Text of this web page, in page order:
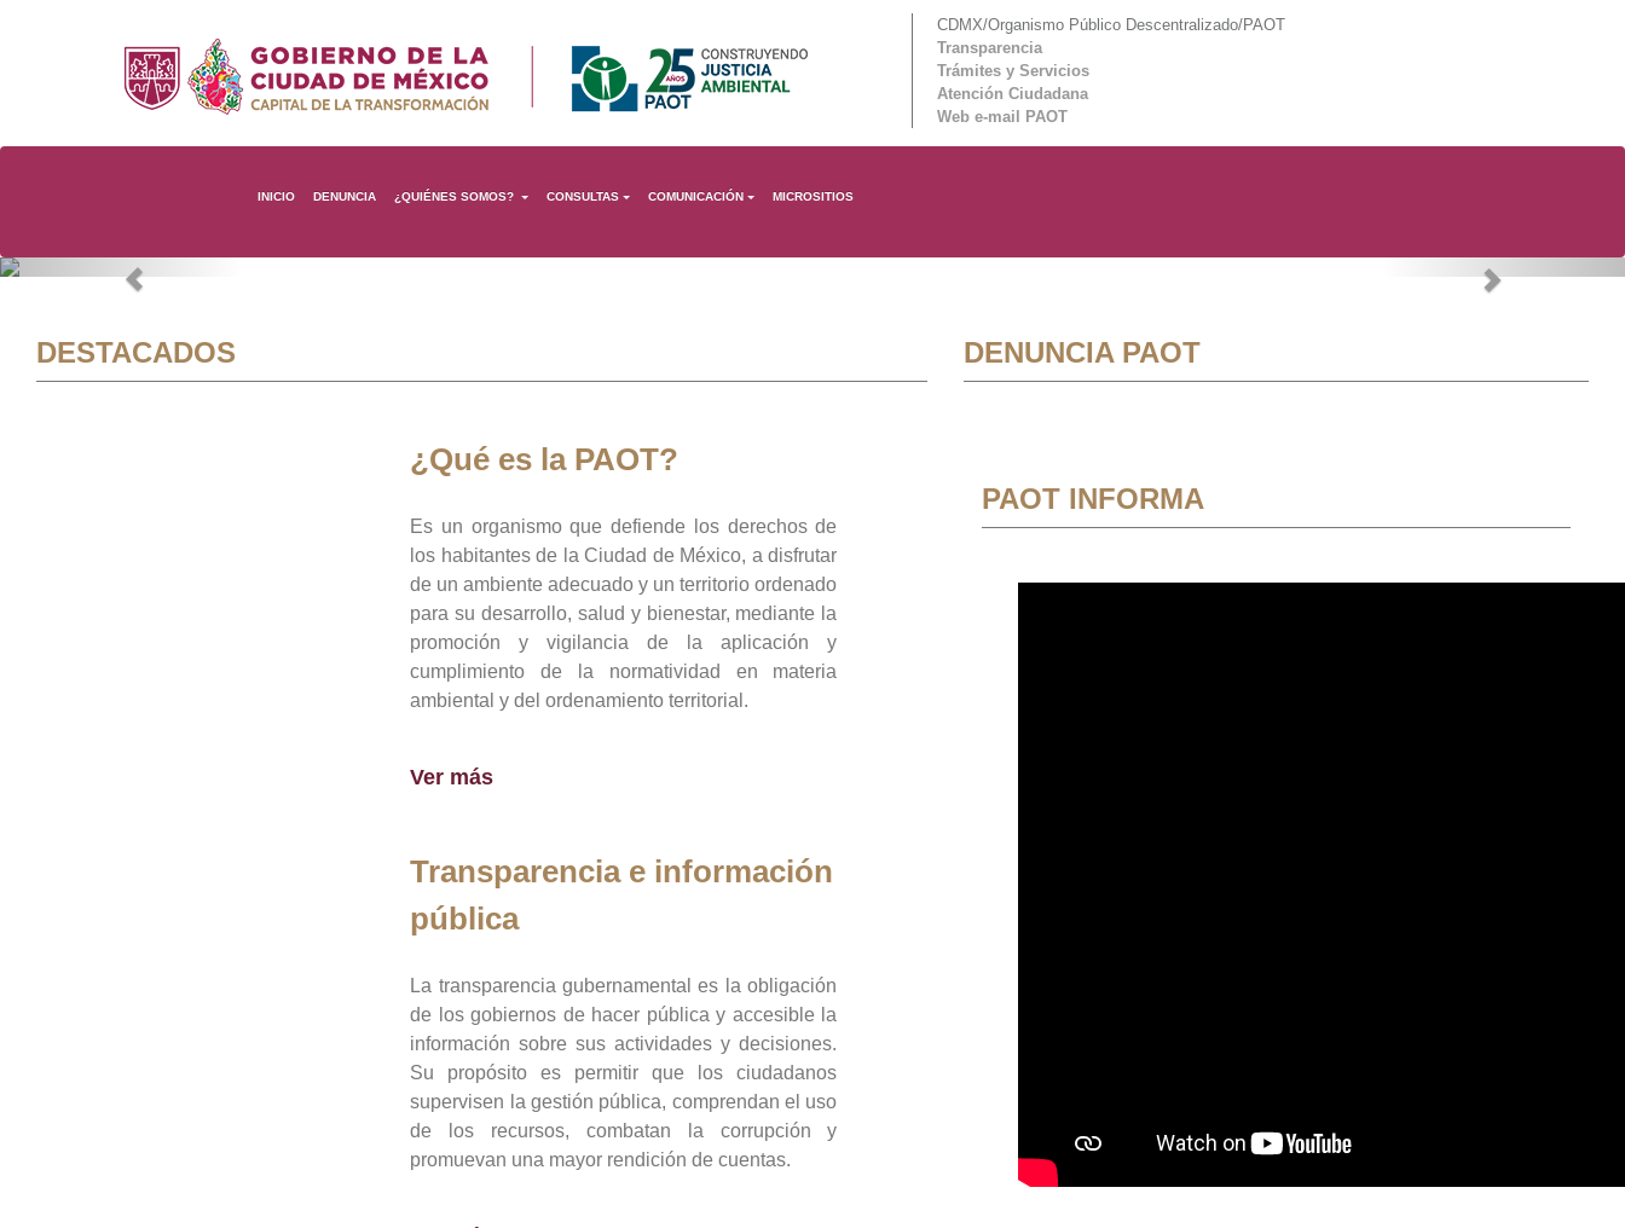
CDMX/Organismo Público Descentralizado/PAOT
Transparencia
Trámites y Servicios
Atención Ciudadana
Web e-mail PAOT
INICIO DENUNCIA ¿QUIÉNES SOMOS? CONSULTAS COMUNICACIÓN MICROSITIOS
Previous Next
DESTACADOS
¿Qué es la PAOT?
Es un organismo que defiende los derechos de
los habitantes de la Ciudad de México, a disfrutar
de un ambiente adecuado y un territorio ordenado
para su desarrollo, salud y bienestar, mediante la
promoción y vigilancia de la aplicación y
cumplimiento de la normatividad en materia
ambiental y del ordenamiento territorial.
Ver más
Transparencia e información
pública
La transparencia gubernamental es la obligación
de los gobiernos de hacer pública y accesible la
información sobre sus actividades y decisiones.
Su propósito es permitir que los ciudadanos
supervisen la gestión pública, comprendan el uso
de los recursos, combatan la corrupción y
promuevan una mayor rendición de cuentas.
DENUNCIA PAOT
PAOT INFORMA